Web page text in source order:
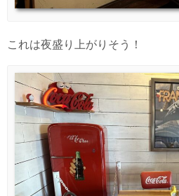
これは夜盛り上がりそう！